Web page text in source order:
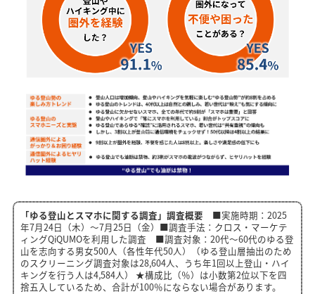
「ゆる登山とスマホに関する調査」調査概要 ■実施時期：2025
年7月24日（木）～7月25日（金）■調査手法：クロス・マーケテ
ィングQiQUMOを利用した調査 ■調査対象：20代～60代のゆる登
山を志向する男女500人（各性年代50人）（ゆる登山層抽出のため
のスクリーニング調査対象は28,604人、うち年1回以上登山・ハイ
キングを行う人は4,584人） ★構成比（％）は小数第2位以下を四
捨五入しているため、合計が100％にならない場合があります。